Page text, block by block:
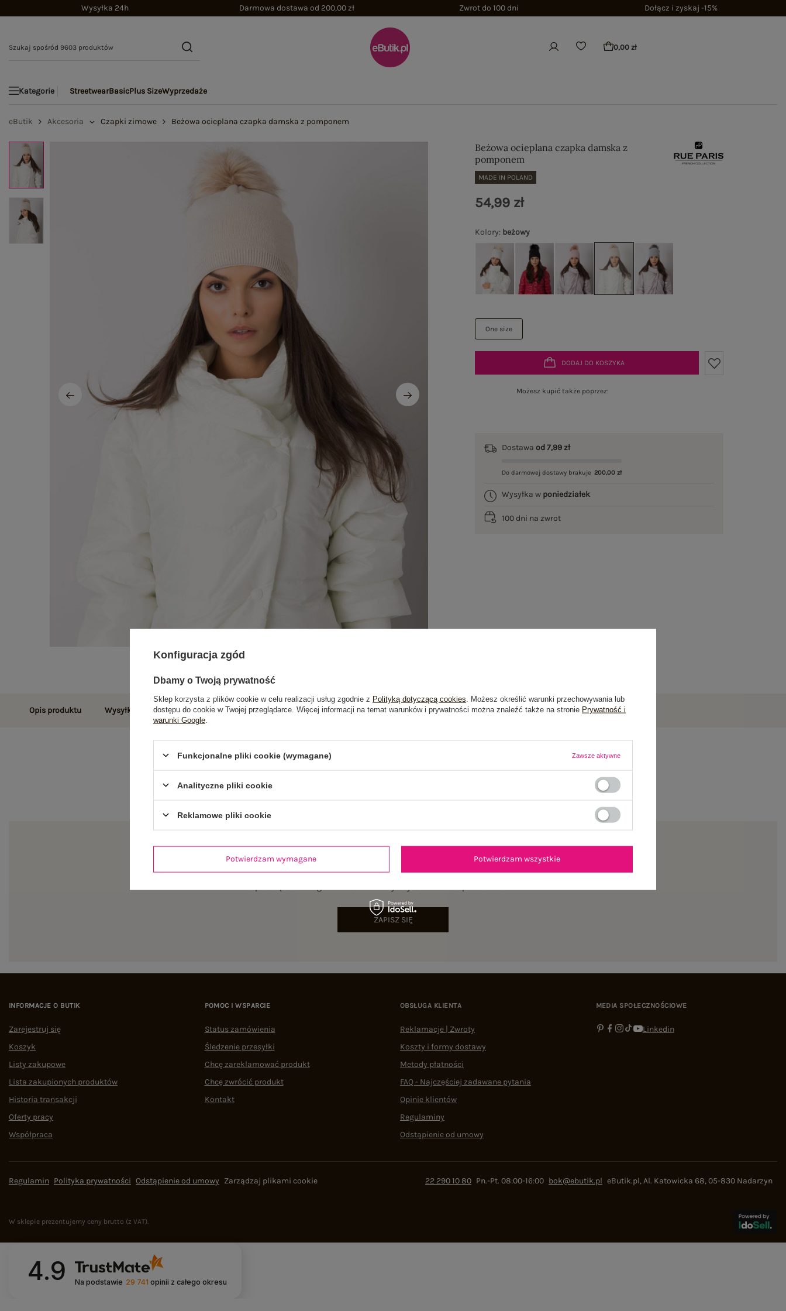
Wysyłka 24h Darmowa dostawa od 200,00 zł Zwrot do 100 dni Dołącz i zyskaj -15%
0,00 zł
Kategorie StreetwearBasicPlus SizeWyprzedaże
eButik Akcesoria Czapki zimowe Beżowa ocieplana czapka damska z pomponem
Beżowa ocieplana czapka damska z
pomponem
MADE IN POLAND
Kolory: beżowy
One size
54,99 zł
DODAJ DO KOSZYKA
Możesz kupić także poprzez:
Dostawaod 7,99 zł
Do darmowej dostawy brakuje 200,00 zł
Wysyłka w poniedziałek
100 dni na zwrot
Opis produktu Wysyłka i dostawa Zwroty i reklamacje Opinie o produkcie(0)
ZAPISZ SIĘ
INFORMACJE O BUTIK
Zarejestruj się
Koszyk
Listy zakupowe
Lista zakupionych produktów
Historia transakcji
Oferty pracy
Współpraca
POMOC I WSPARCIE
Status zamówienia
Śledzenie przesyłki
Chcę zareklamować produkt
Chcę zwrócić produkt
Kontakt
OBSŁUGA KLIENTA
Reklamacje | Zwroty
Koszty i formy dostawy
Metody płatności
FAQ - Najczęściej zadawane pytania
Opinie klientów
Regulaminy
Odstąpienie od umowy
MEDIA SPOŁECZNOŚCIOWE
Linkedin
Regulamin Polityka prywatności Odstąpienie od umowy Zarządzaj plikami cookie 22 290 10 80 Pn.-Pt. 08:00-16:00 bok@ebutik.pl eButik.pl,Al. Katowicka 68,05-830 Nadarzyn
W sklepie prezentujemy ceny brutto (z VAT).
4.9 Na podstawie 29 741 opinii z całego okresu
Konfiguracja zgód
Dbamy o Twoją prywatność
Sklep korzysta z plików cookie w celu realizacji usług zgodnie z Polityką dotyczącą cookies . Możesz określić warunki przechowywania lub
dostępu do cookie w Twojej przeglądarce. Więcej informacji na temat warunków i prywatności można znaleźć także na stronie Prywatność i
warunki Google
Funkcjonalne pliki cookie (wymagane) Zawsze aktywne
Analityczne pliki cookie
Reklamowe pliki cookie
Potwierdzam wymagane Potwierdzam wszystkie